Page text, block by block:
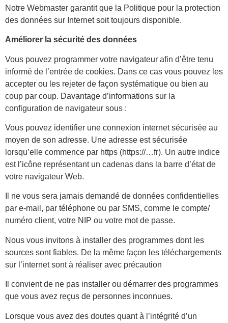
Notre Webmaster garantit que la Politique pour la protection
des données sur Internet soit toujours disponible.
Améliorer la sécurité des données
Vous pouvez programmer votre navigateur afin d’être tenu
informé de l’entrée de cookies. Dans ce cas vous pouvez les
accepter ou les rejeter de façon systématique ou bien au
coup par coup. Davantage d’informations sur la
configuration de navigateur sous :
Vous pouvez identifier une connexion internet sécurisée au
moyen de son adresse. Une adresse est sécurisée
lorsqu’elle commence par https (https://…fr). Un autre indice
est l’icône représentant un cadenas dans la barre d’état de
votre navigateur Web.
Il ne vous sera jamais demandé de données confidentielles
par e-mail, par téléphone ou par SMS, comme le compte/
numéro client, votre NIP ou votre mot de passe.
Nous vous invitons à installer des programmes dont les
sources sont fiables. De la même façon les téléchargements
sur l’internet sont à réaliser avec précaution
Il convient de ne pas installer ou démarrer des programmes
que vous avez reçus de personnes inconnues.
Lorsque vous avez des doutes quant à l’intégrité d’un